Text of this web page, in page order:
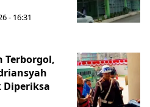
- 16:31
Terborgol,